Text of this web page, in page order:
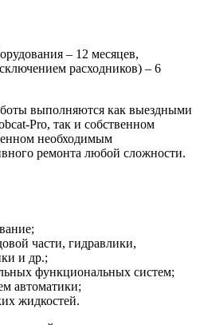
– 12 месяцев,
расходников) – 6
выполняются как выездными
Pro, так и собственном
необходимым
ремонта любой сложности.
части, гидравлики,
и др.;
функциональных систем;
автоматики;
жидкостей.